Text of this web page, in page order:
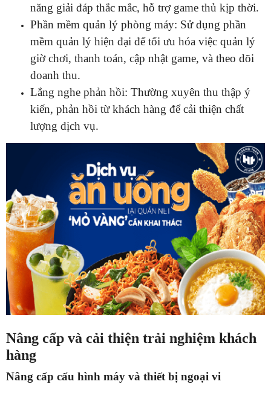
năng giải đáp thắc mắc, hỗ trợ game thủ kịp thời.
Phần mềm quản lý phòng máy: Sử dụng phần
mềm quản lý hiện đại để tối ưu hóa việc quản lý
giờ chơi, thanh toán, cập nhật game, và theo dõi
doanh thu.
Lắng nghe phản hồi: Thường xuyên thu thập ý
kiến, phản hồi từ khách hàng để cải thiện chất
lượng dịch vụ.
Nâng cấp và cải thiện trải nghiệm khách
hàng
Nâng cấp cấu hình máy và thiết bị ngoại vi